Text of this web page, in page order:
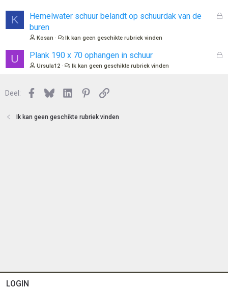
n
K
G
o
Hemelwater schuur belandt op schuurdak van de
buren
Kosan Ik kan geen geschikte rubriek vinden
U
G
Plank 190 x 70 ophangen in schuur
Ursula12 Ik kan geen geschikte rubriek vinden
Deel: Facebook
BlueskyLinkedInPinterest
Link
Ik kan geen geschikte rubriek vinden
LOGIN